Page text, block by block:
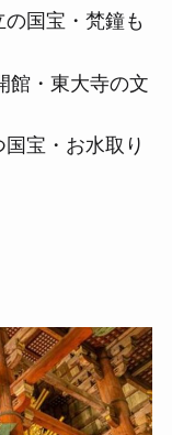
国宝・梵鐘も
館・東大寺の文
宝・お水取り